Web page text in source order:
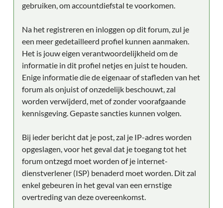
gebruiken, om accountdiefstal te voorkomen.
Na het registreren en inloggen op dit forum, zul je
een meer gedetailleerd profiel kunnen aanmaken.
Het is jouw eigen verantwoordelijkheid om de
informatie in dit profiel netjes en juist te houden.
Enige informatie die de eigenaar of stafleden van het
forum als onjuist of onzedelijk beschouwt, zal
worden verwijderd, met of zonder voorafgaande
kennisgeving. Gepaste sancties kunnen volgen.
Bij ieder bericht dat je post, zal je IP-adres worden
opgeslagen, voor het geval dat je toegang tot het
forum ontzegd moet worden of je internet-
dienstverlener (ISP) benaderd moet worden. Dit zal
enkel gebeuren in het geval van een ernstige
overtreding van deze overeenkomst.